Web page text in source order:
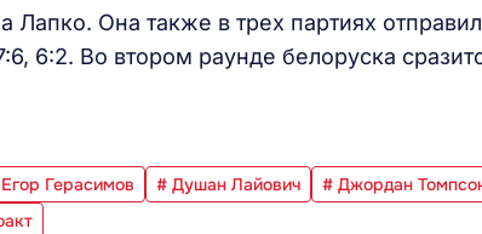
Она также в трех партиях
6:2. Во втором раунде белоруска
Герасимов # Душан Лайович
# Джордан